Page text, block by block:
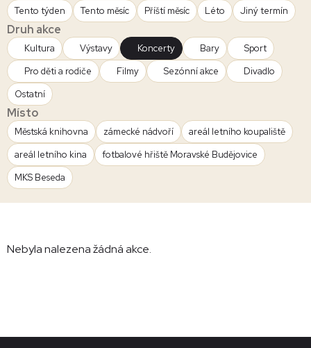
Tento týden Tento měsíc Příští měsíc Léto Jiný termín
Druh akce
Kultura Výstavy Koncerty Bary
Sport
Pro děti a rodiče
Filmy Sezónní akce
Divadlo
Ostatní
Místo
Městská knihovna zámecké nádvoří
areál letního koupaliště
areál letního kina
fotbalové hřiště Moravské Budějovice
MKS Beseda
Nebyla nalezena žádná akce.